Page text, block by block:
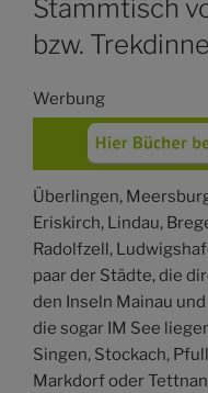
Stammtisch
bzw.
Werbung
Überlingen,
Eriskirch, Lindau,
Radolfzell,
paar der Städte, die
den Inseln Mainau
die sogar IM See
Singen, Stockach,
Markdorf oder